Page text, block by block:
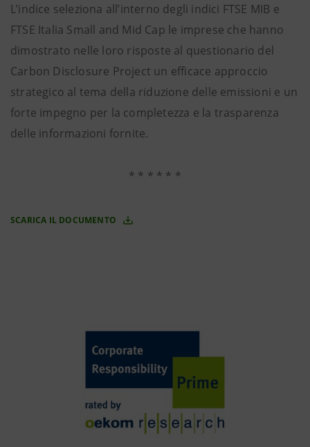
L’indice seleziona all’interno degli indici FTSE MIB e
FTSE Italia Small and Mid Cap le imprese che hanno
dimostrato nelle loro risposte al questionario del
Carbon Disclosure Project un efficace approccio
strategico al tema della riduzione delle emissioni e un
forte impegno per la completezza e la trasparenza
delle informazioni fornite.
* * * * * *
SCARICA IL DOCUMENTO